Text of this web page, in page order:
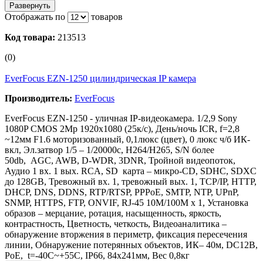
Развернуть
Отображать по товаров
Код товара: 213513
(0)
EverFocus EZN-1250 цилиндрическая IP камера
Производитель: EverFocus
EverFocus EZN-1250 - уличная IP-видеокамера. 1/2,9 Sony
1080P CMOS 2Mp 1920x1080 (25к/с), День/ночь ICR, f=2,8
~12мм F1.6 моторизованный, 0,1люкс (цвет), 0 люкс ч/б ИК-
вкл, Эл.затвор 1/5 – 1/20000с, H264/H265, S/N более
50db, AGC, AWB, D-WDR, 3DNR, Тройной видеопоток,
Аудио 1 вх. 1 вых. RCA, SD карта – микро-CD, SDHC, SDXC
до 128GB, Тревожный вх. 1, тревожный вых. 1, TCP/IP, HTTP,
DHCP, DNS, DDNS, RTP/RTSP, PPPoE, SMTP, NTP, UPnP,
SNMP, HTTPS, FTP, ONVIF, RJ-45 10М/100М х 1, Установка
образов – мерцание, ротация, насыщенность, яркость,
контрастность, Цветность, четкость, Видеоаналитика –
обнаружение вторжения в периметр, фиксация пересечения
линии, Обнаружение потерянных объектов, ИК– 40м, DC12В,
PoE, t=-40C~+55C, IP66, 84х241мм, Вес 0,8кг